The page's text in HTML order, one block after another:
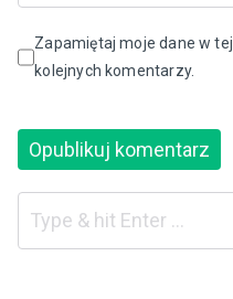
Zapamiętaj moje dane w
kolejnych komentarzy.